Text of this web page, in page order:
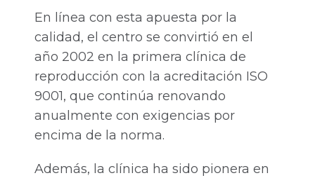
En línea con esta apuesta por la
calidad, el centro se convirtió en el
año 2002 en la primera clínica de
reproducción con la acreditación ISO
9001, que continúa renovando
anualmente con exigencias por
encima de la norma.
Además, la clínica ha sido pionera en